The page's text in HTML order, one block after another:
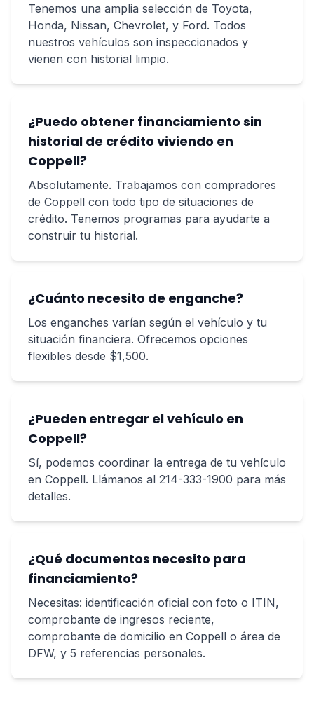
Tenemos una amplia selección de Toyota,
Honda, Nissan, Chevrolet, y Ford. Todos
nuestros vehículos son inspeccionados y
vienen con historial limpio.
¿Puedo obtener financiamiento sin
historial de crédito viviendo en
Coppell?
Absolutamente. Trabajamos con compradores
de Coppell con todo tipo de situaciones de
crédito. Tenemos programas para ayudarte a
construir tu historial.
¿Cuánto necesito de enganche?
Los enganches varían según el vehículo y tu
situación financiera. Ofrecemos opciones
flexibles desde $1,500.
¿Pueden entregar el vehículo en
Coppell?
Sí, podemos coordinar la entrega de tu vehículo
en Coppell. Llámanos al 214-333-1900 para más
detalles.
¿Qué documentos necesito para
financiamiento?
Necesitas: identificación oficial con foto o ITIN,
comprobante de ingresos reciente,
comprobante de domicilio en Coppell o área de
DFW, y 5 referencias personales.